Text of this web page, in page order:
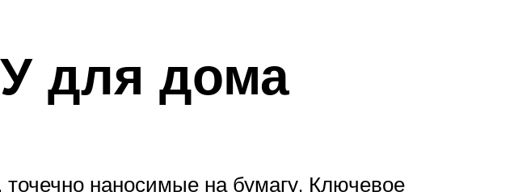
для дома
наносимые на бумагу. Ключевое